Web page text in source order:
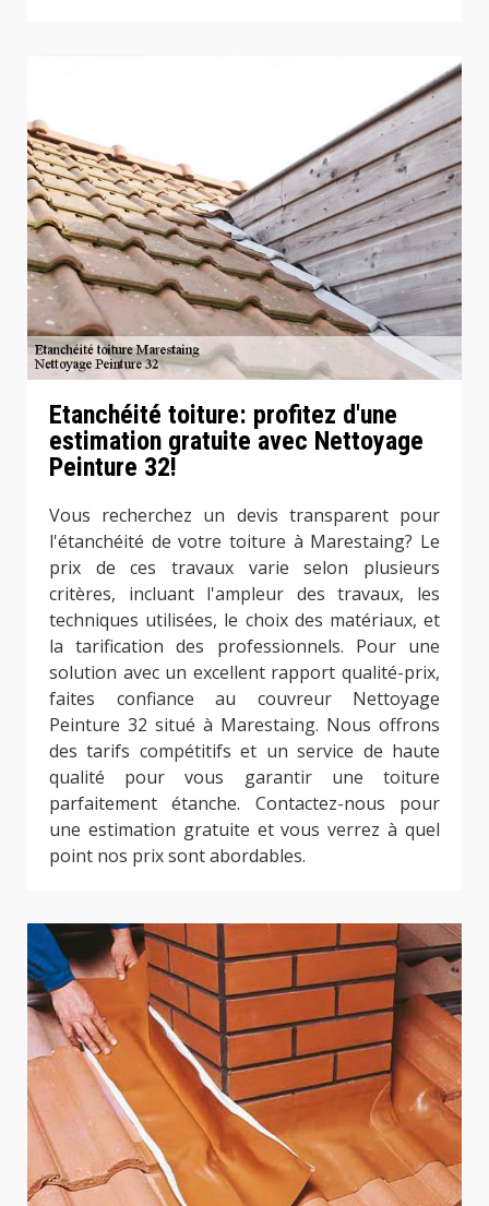
Etanchéité toiture: profitez d'une
estimation gratuite avec Nettoyage
Peinture 32!
Vous recherchez un devis transparent pour
l'étanchéité de votre toiture à Marestaing? Le
prix de ces travaux varie selon plusieurs
critères, incluant l'ampleur des travaux, les
techniques utilisées, le choix des matériaux, et
la tarification des professionnels. Pour une
solution avec un excellent rapport qualité-prix,
faites confiance au couvreur Nettoyage
Peinture 32 situé à Marestaing. Nous offrons
des tarifs compétitifs et un service de haute
qualité pour vous garantir une toiture
parfaitement étanche. Contactez-nous pour
une estimation gratuite et vous verrez à quel
point nos prix sont abordables.